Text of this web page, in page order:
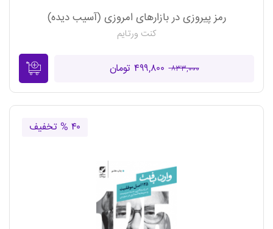
رمز پیروزی در بازارهای امروزی (آسیب دیده)
کنت ورتایم
۸۳۳,۰۰۰ ۴۹۹,۸۰۰ تومان
۴۰ % تخفیف